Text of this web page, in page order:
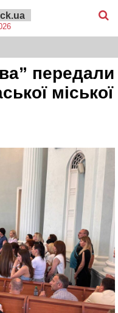
передали
міської